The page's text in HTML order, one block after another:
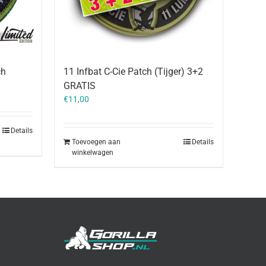
Details
11 Infbat C-Cie Patch (Tijger) 3+2
GRATIS
€11,00
Toevoegen aan
winkelwagen
Details